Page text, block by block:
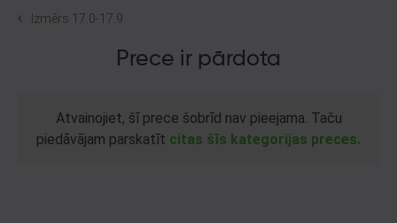
Izmērs 17.0-17.9
Prece ir pārdota
Atvainojiet, šī prece šobrīd nav pieejama. Taču
piedāvājam parskatīt citas šīs kategorijas preces.